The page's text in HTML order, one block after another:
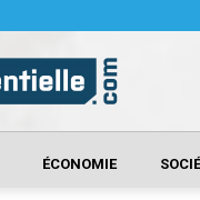
ÉCONOMIE